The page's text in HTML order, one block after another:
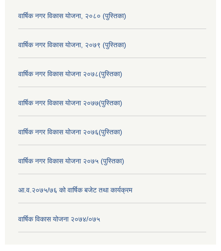
वार्षिक नगर विकास योजना, २०८० (पुस्तिका)
वार्षिक नगर विकास योजना, २०७९ (पुस्तिका)
वार्षिक नगर विकास योजना २०७८(पुस्तिका)
वार्षिक नगर विकास योजना २०७७(पुस्तिका)
वार्षिक नगर विकास योजना २०७६(पुस्तिका)
वार्षिक नगर विकास योजना २०७५ (पुस्तिका)
आ.व.२०७५/७६ को वार्षिक बजेट तथा कार्यक्रम
वार्षिक विकास योजना २०७४/०७५